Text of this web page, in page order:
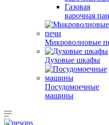
Газовая
варочная
Микроволновые
Духовые шкафы
Посудомоечные
машины